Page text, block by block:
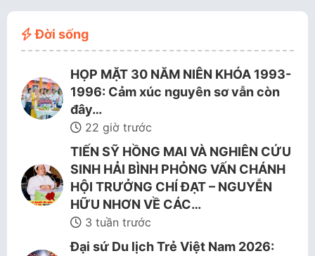
Đời sống
HỌP MẶT 30 NĂM NIÊN KHÓA 1993-
1996: Cảm xúc nguyên sơ vẫn còn
đây…
22 giờ trước
TIẾN SỸ HỒNG MAI VÀ NGHIÊN CỨU
SINH HẢI BÌNH PHỎNG VẤN CHÁNH
HỘI TRƯỞNG CHÍ ĐẠT – NGUYỄN
HỮU NHƠN VỀ CÁC…
3 tuần trước
Đại sứ Du lịch Trẻ Việt Nam 2026: